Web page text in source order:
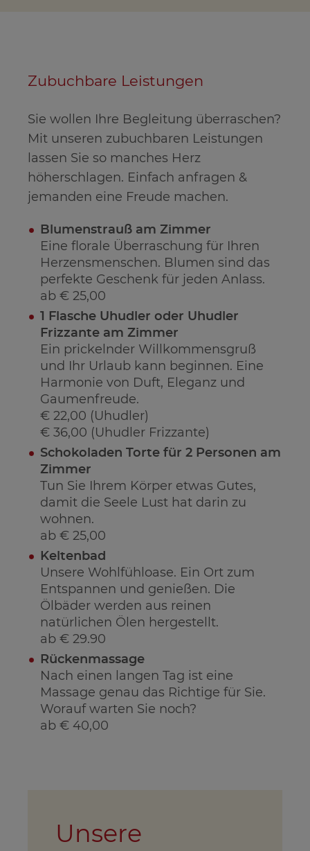
Zubuchbare Leistungen
Sie wollen Ihre Begleitung überraschen?
Mit unseren zubuchbaren Leistungen
lassen Sie so manches Herz
höherschlagen. Einfach anfragen &
jemanden eine Freude machen.
Blumenstrauß am Zimmer
Eine florale Überraschung für Ihren
Herzensmenschen. Blumen sind das
perfekte Geschenk für jeden Anlass.
ab € 25,00
1 Flasche Uhudler oder Uhudler
Frizzante am Zimmer
Ein prickelnder Willkommensgruß
und Ihr Urlaub kann beginnen. Eine
Harmonie von Duft, Eleganz und
Gaumenfreude.
€ 22,00 (Uhudler)
€ 36,00 (Uhudler Frizzante)
Schokoladen Torte für 2 Personen am
Zimmer
Tun Sie Ihrem Körper etwas Gutes,
damit die Seele Lust hat darin zu
wohnen.
ab € 25,00
Keltenbad
Unsere Wohlfühloase. Ein Ort zum
Entspannen und genießen. Die
Ölbäder werden aus reinen
natürlichen Ölen hergestellt.
ab € 29.90
Rückenmassage
Nach einen langen Tag ist eine
Massage genau das Richtige für Sie.
Worauf warten Sie noch?
ab € 40,00
Unsere